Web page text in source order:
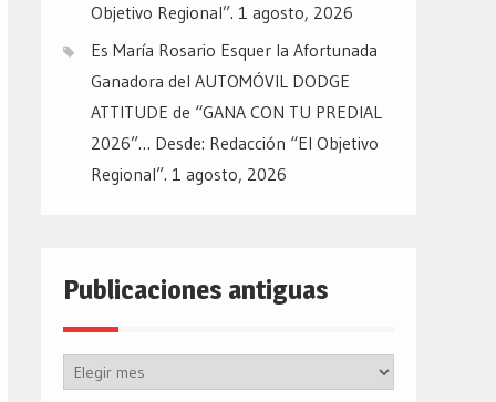
Objetivo Regional”. 1 agosto, 2026
Es María Rosario Esquer la Afortunada
Ganadora del AUTOMÓVIL DODGE
ATTITUDE de “GANA CON TU PREDIAL
2026”… Desde: Redacción “El Objetivo
Regional”. 1 agosto, 2026
Publicaciones antiguas
Publicaciones